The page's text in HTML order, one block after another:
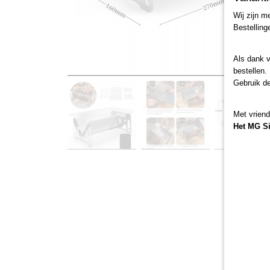
Wij zijn
Als dank
bestellen.
Gebruik
Met
Het MG